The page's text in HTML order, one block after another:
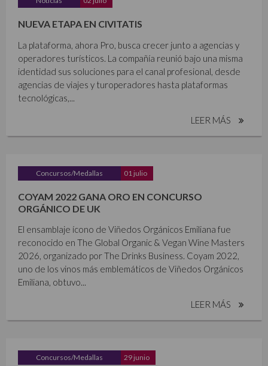
NUEVA ETAPA EN CIVITATIS
La plataforma, ahora Pro, busca crecer junto a agencias y
operadores turísticos. La compañía reunió bajo una misma
identidad sus soluciones para el canal profesional, desde
agencias de viajes y turoperadores hasta plataformas
tecnológicas,...
LEER MÁS
Concursos/Medallas 01 julio
COYAM 2022 GANA ORO EN CONCURSO
ORGÁNICO DE UK
El ensamblaje ícono de Viñedos Orgánicos Emiliana fue
reconocido en The Global Organic & Vegan Wine Masters
2026, organizado por The Drinks Business. Coyam 2022,
uno de los vinos más emblemáticos de Viñedos Orgánicos
Emiliana, obtuvo...
LEER MÁS
Concursos/Medallas 29 junio